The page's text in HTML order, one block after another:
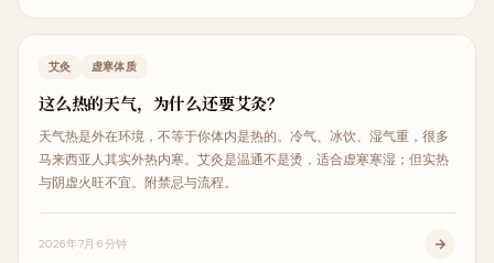
中医治疗
艾灸 虚寒体质
这么热的天气，为什么还要艾灸？
天气热是外在环境，不等于你体内是热的。冷气、冰饮、湿气重，很多
马来西亚人其实外热内寒。艾灸是温通不是烫，适合虚寒寒湿；但实热
与阴虚火旺不宜。附禁忌与流程。
2026年7月6分钟